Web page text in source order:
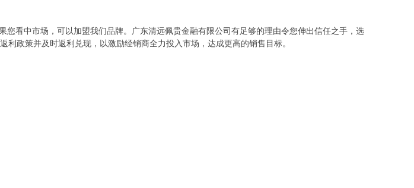
看中市场，可以加盟我们品牌。广东清远佩贵金融有限公司有足够的理由令您伸出信任之手，选
政策并及时返利兑现，以激励经销商全力投入市场，达成更高的销售目标。